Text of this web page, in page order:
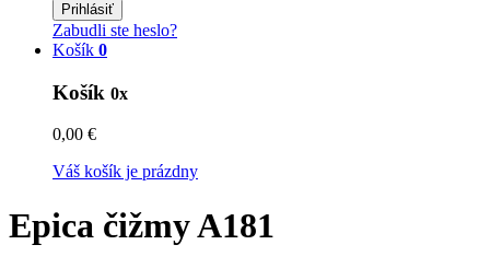
Prihlásiť
Zabudli ste heslo?
Košík 0
Košík 0x
0,00 €
Váš košík je prázdny
Epica čižmy A181